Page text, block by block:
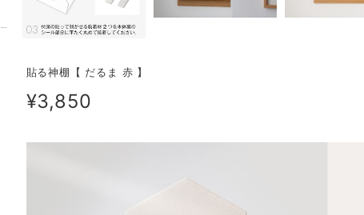
貼る神棚【 だるま 赤 】
¥3,850